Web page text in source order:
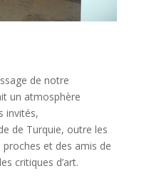
de notre
un atmosphère
invités,
de Turquie, outre les
et des amis de
critiques d’art.